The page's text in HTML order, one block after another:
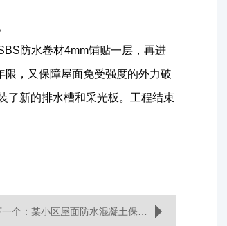
防水卷材4mm铺贴一层，再进
，又保障屋面免受强度的外力破
了新的排水槽和采光板。工程结束